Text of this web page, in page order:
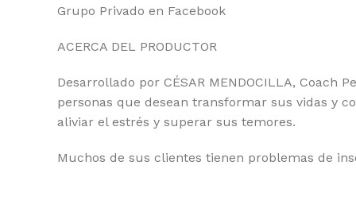
Grupo Privado en Facebook
ACERCA DEL PRODUCTOR
Desarrollado por CÉSAR MENDOCILLA, Coach
personas que desean transformar sus vidas y
aliviar el estrés y superar sus temores.
Muchos de sus clientes tienen problemas de